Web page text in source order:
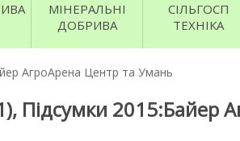
МІНЕРАЛЬНІ
ДОБРИВА
СІЛЬГОСП
ТЕХНІКА
АгроАрена Центр та Умань
Підсумки 2015:Байер